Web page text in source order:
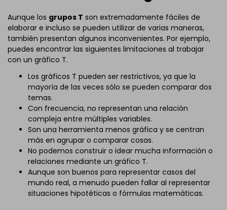
Aunque los grupos T son extremadamente fáciles de
elaborar e incluso se pueden utilizar de varias maneras,
también presentan algunos inconvenientes. Por ejemplo,
puedes encontrar las siguientes limitaciones al trabajar
con un gráfico T.
Los gráficos T pueden ser restrictivos, ya que la
mayoría de las veces sólo se pueden comparar dos
temas.
Con frecuencia, no representan una relación
compleja entre múltiples variables.
Son una herramienta menos gráfica y se centran
más en agrupar o comparar cosas.
No podemos construir o idear mucha información o
relaciones mediante un gráfico T.
Aunque son buenos para representar casos del
mundo real, a menudo pueden fallar al representar
situaciones hipotéticas o fórmulas matemáticas.